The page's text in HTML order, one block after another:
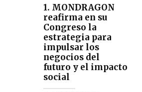
1. MONDRAGON
reafirma en su
Congreso la
estrategia para
impulsar los
negocios del
futuro y el impacto
social